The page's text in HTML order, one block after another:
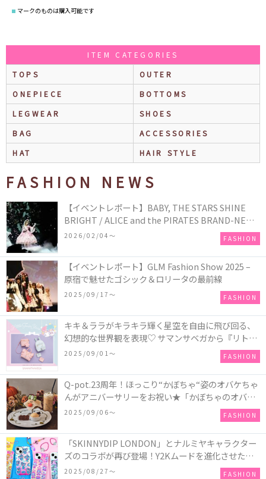
マークのものは購入可能です
ITEM CATEGORIES
TOPS
OUTER
ONEPIECE
BOTTOMS
LEGWEAR
SHOES
BAG
ACCESSORIES
HAT
HAIR STYLE
FASHION NEWS
【イベントレポート】BABY, THE STARS SHINE
BRIGHT / ALICE and the PIRATES BRAND-NEW
COLLECTION in TOKYO
2026/02/04〜 FASHION
【イベントレポート】GLM Fashion Show 2025 –
原宿で魅せたゴシック＆ロリータの最前線
2025/09/17〜 FASHION
キキ＆ララがキラキラ輝く星空を自由に飛び回る、
幻想的な世界観を表現♡ サマンサベガから『リトル
ツインスターズ』50周年アニバーサリーイヤー』を
2025/09/01〜 FASHION
Q-pot.23周年！ほっこり“かぼちゃ“姿のオバケちゃ
んがアニバーサリーをお祝い★「かぼちゃのオバケ
ーキアクセサリー」が新発売！Q-pot CAFE.では
「かぼちゃのオバケーキプレート」も登場
2025/09/06〜 FASHION
「SKINNYDIP LONDON」とナルミヤキャラクター
ズのコラボが再び登場！Y2Kムードを進化させた新
作コレクションを発売♪
2025/08/27〜 FASHION